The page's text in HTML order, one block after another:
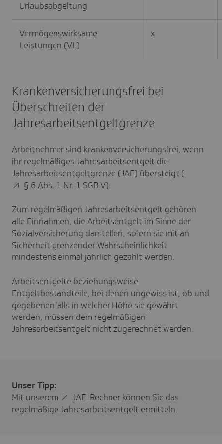
Urlaubsabgeltung
Vermögenswirksame
Leistungen (VL)
x
Krankenversicherungsfrei bei
Überschreiten der
Jahresarbeitsentgeltgrenze
Arbeitnehmer sind krankenversicherungsfrei, wenn
ihr regelmäßiges Jahresarbeitsentgelt die
Jahresarbeitsentgeltgrenze (JAE) übersteigt (
§ 6 Abs. 1 Nr. 1 SGB V).
Zum regelmäßigen Jahresarbeitsentgelt gehören
alle Einnahmen, die Arbeitsentgelt im Sinne der
Sozialversicherung darstellen, sofern sie mit an
Sicherheit grenzender Wahrscheinlichkeit
mindestens einmal jährlich gezahlt werden.
Arbeitsentgelte beziehungsweise
Entgeltbestandteile, bei denen ungewiss ist, ob und
gegebenenfalls in welcher Höhe sie gewährt
werden, müssen dem regelmäßigen
Jahresarbeitsentgelt nicht zugerechnet werden.
Unser Tipp:
Mit unserem
JAE-Rechnerkönnen Sie das
regelmäßige Jahresarbeitsentgelt ermitteln.